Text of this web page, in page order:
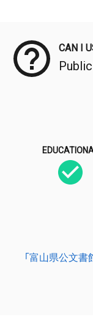
CAN I
「富山県公文